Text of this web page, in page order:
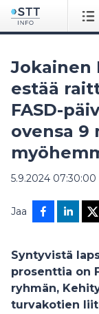
Jokainen
estää
FASD-
ovensa 9
5.9.2024 07:30:00
Jaa
Syntyvistä
prosenttia on
ryhmän,
turvakotien